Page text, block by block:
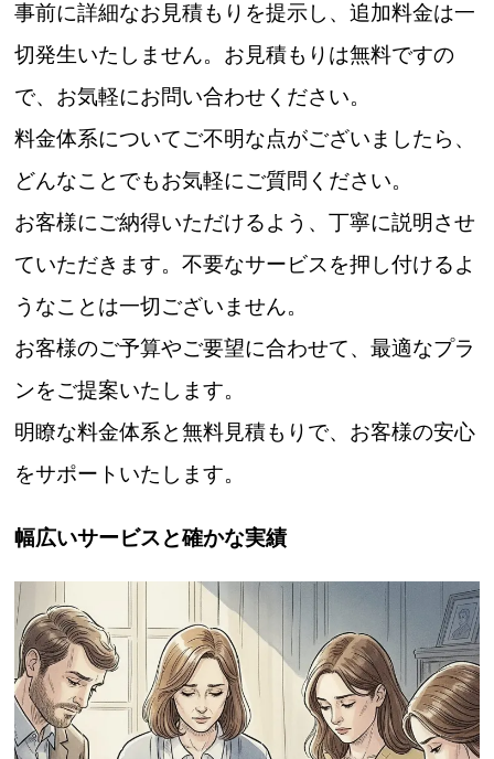
事前に詳細なお見積もりを提示し、追加料金は一
切発生いたしません。お見積もりは無料ですの
で、お気軽にお問い合わせください。
料金体系についてご不明な点がございましたら、
どんなことでもお気軽にご質問ください。
お客様にご納得いただけるよう、丁寧に説明させ
ていただきます。不要なサービスを押し付けるよ
うなことは一切ございません。
お客様のご予算やご要望に合わせて、最適なプラ
ンをご提案いたします。
明瞭な料金体系と無料見積もりで、お客様の安心
をサポートいたします。
幅広いサービスと確かな実績